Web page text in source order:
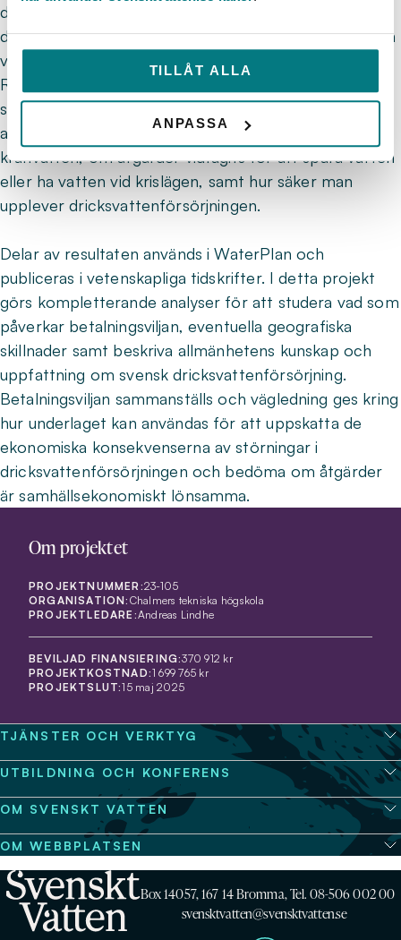
TILLÅT ALLA
ANPASSA
dricksvattenförsörjningen (inget
drickvattenlevererans, kokningsrekommendation, och
vattenbrist) under olika lång tid (dygn till månader).
Resultaten innefattar också information om de
svarandes kunskap om vattenförsörjningen, den egna
användningen, i vilken utsträckning man dricker
kranvatten, om åtgärder vidtagits för att spara vatten
eller ha vatten vid krislägen, samt hur säker man
upplever dricksvattenförsörjningen.
Delar av resultaten används i WaterPlan och
publiceras i vetenskapliga tidskrifter. I detta projekt
görs kompletterande analyser för att studera vad som
påverkar betalningsviljan, eventuella geografiska
skillnader samt beskriva allmänhetens kunskap och
uppfattning om svensk dricksvattenförsörjning.
Betalningsviljan sammanställs och vägledning ges kring
hur underlaget kan användas för att uppskatta de
ekonomiska konsekvenserna av störningar i
dricksvattenförsörjningen och bedöma om åtgärder
är samhällsekonomiskt lönsamma.
Om projektet
PROJEKTNUMMER:23-105
ORGANISATION: Chalmers tekniska högskola
PROJEKTLEDARE:Andreas Lindhe
BEVILJAD FINANSIERING:370 912 kr
PROJEKTKOSTNAD:1 699 765 kr
PROJEKTSLUT:15 maj 2025
TJÄNSTER OCH VERKTYG
UTBILDNING OCH KONFERENS
OM SVENSKT VATTEN
OM WEBBPLATSEN
Box 14057, 167 14 Bromma, Tel. 08-506 002 00
svensktvatten@svensktvatten.se